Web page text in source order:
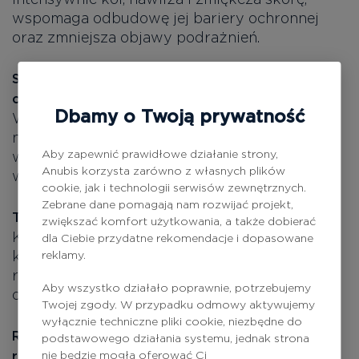
wspomaga odbudowę jej bariery ochronnej
oraz zmniejsza objawy podrażnień.
Sodium Chondroitin Sulfate (siarczan
chondroityny sodowej)
Wysoce skuteczny składnik pochodzenia
naturalnego, który pomaga zatrzymywać
wilgoć w skórze, poprawia jej jędrność oraz
wspiera zachowanie gładkości.
Tocopherol i Tocopheryl Acetate (witamina E)
Kompleks antyoksydacyjny, który chroni
komórki skóry przed działaniem wolnych
rodników, wspiera funkcję bariery ochronnej
oraz spowalnia procesy fotostarzenia.
Rosmarinus Officinalis Leaf Extract (ekstrakt z liści
Dbamy o Twoją prywatność
Aby zapewnić prawidłowe działanie strony,
Anubis korzysta zarówno z własnych plików
cookie, jak i technologii serwisów zewnętrznych.
Zebrane dane pomagają nam rozwijać projekt,
zwiększać komfort użytkowania, a także dobierać
dla Ciebie przydatne rekomendacje i dopasowane
reklamy.
Aby wszystko działało poprawnie, potrzebujemy
Twojej zgody. W przypadku odmowy aktywujemy
wyłącznie techniczne pliki cookie, niezbędne do
podstawowego działania systemu, jednak strona
nie będzie mogła oferować Ci